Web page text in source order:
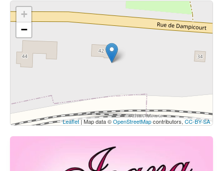
Cliquez sur le bouton pour afficher la carte.
+
−
Leaflet| Map data ©OpenStreetMapcontributors, CC-BY-SA